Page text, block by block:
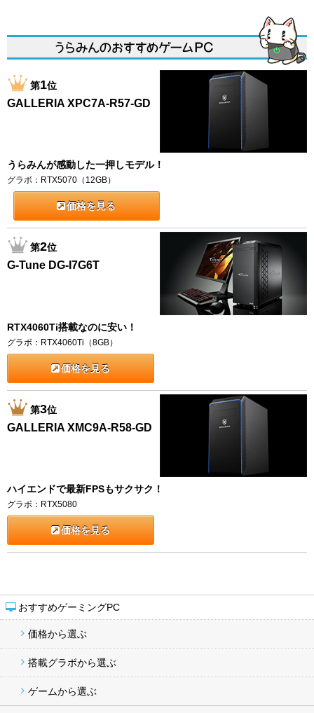
おすすめゲーミングPC
価格から選ぶ
搭載グラボから選ぶ
ゲームから選ぶ
第1位
GALLERIA XPC7A-R57-GD
うらみんが感動した一押しモデル！
グラボ：RTX5070（12GB）
価格を見る
第2位
G-Tune DG-I7G6T
RTX4060Ti搭載なのに安い！
グラボ：RTX4060Ti（8GB）
価格を見る
第3位
GALLERIA XMC9A-R58-GD
ハイエンドで最新FPSもサクサク！
グラボ：RTX5080
価格を見る